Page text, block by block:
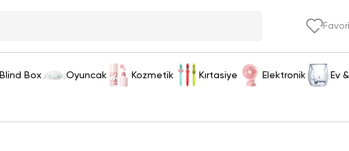
Blind Box Oyuncak Kozmetik Kırtasiye Elektronik Ev